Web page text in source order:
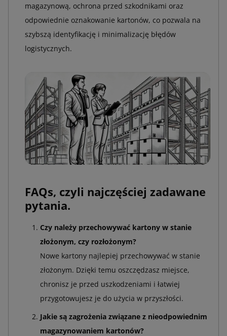
magazynową, ochrona przed szkodnikami oraz
odpowiednie oznakowanie kartonów, co pozwala na
szybszą identyfikację i minimalizację błędów
logistycznych.
FAQs, czyli najczęściej zadawane
pytania.
Czy należy przechowywać kartony w stanie
złożonym, czy rozłożonym?
Nowe kartony najlepiej przechowywać w stanie
złożonym. Dzięki temu oszczędzasz miejsce,
chronisz je przed uszkodzeniami i łatwiej
przygotowujesz je do użycia w przyszłości.
Jakie są zagrożenia związane z nieodpowiednim
magazynowaniem kartonów?